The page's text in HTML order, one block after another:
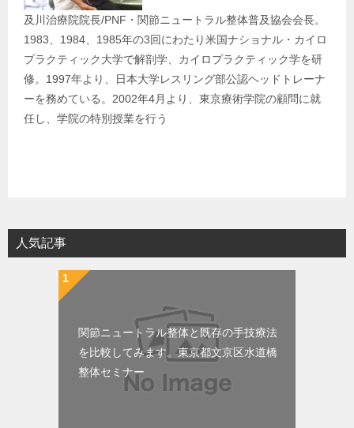
及川治療院院長/PNF・関節ニュートラル整体普及協会会長。
1983、1984、1985年の3回にわたり米国ナショナル・カイロ
プラクティック大学で解剖学、カイロプラクティック学を研
修。1997年より、日本大学レスリング部公認ヘッドトレーナ
ーを務めている。2002年4月より、東京療術学院の顧問に就
任し、学院の特別授業を行う
人気記事
関節ニュートラル整体と既存の手技療法
を比較してみます。東京都文京区水道橋
整体セミナー